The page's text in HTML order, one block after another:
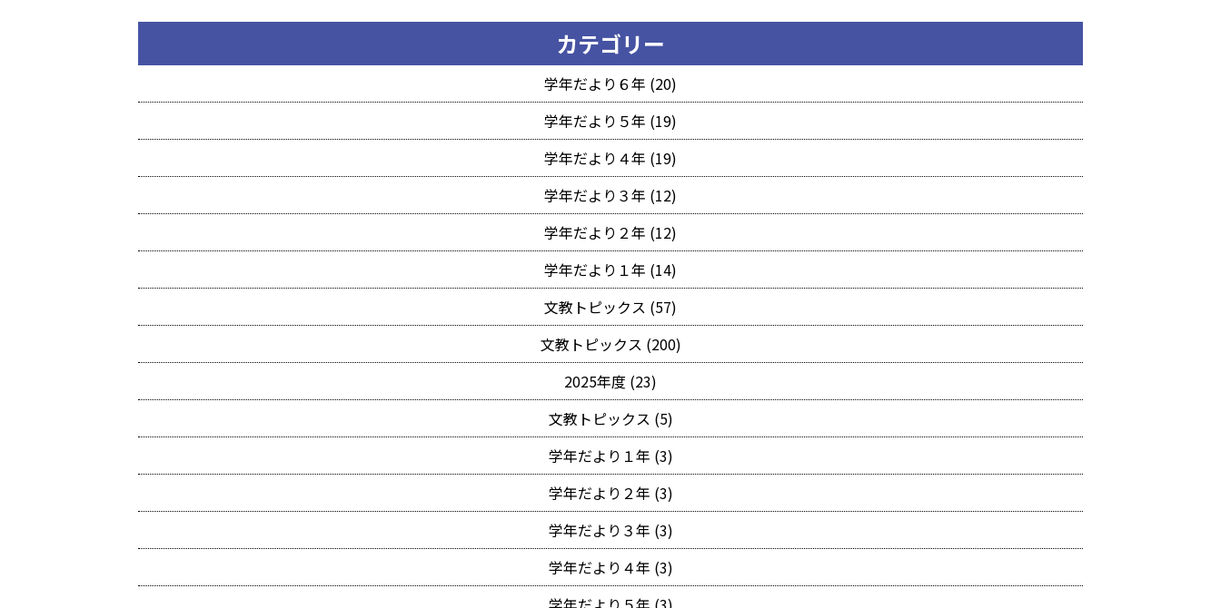
カテゴリー
学年だより６年 (20)
学年だより５年 (19)
学年だより４年 (19)
学年だより３年 (12)
学年だより２年 (12)
学年だより１年 (14)
文教トピックス (57)
文教トピックス (200)
2025年度 (23)
文教トピックス (5)
学年だより１年 (3)
学年だより２年 (3)
学年だより３年 (3)
学年だより４年 (3)